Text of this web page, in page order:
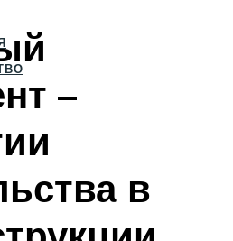
–
в